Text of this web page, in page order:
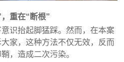
重在“断根”
识抬起脚猛踩。然而，在本案
家，这种方法不仅无效，反而
，造成二次污染。